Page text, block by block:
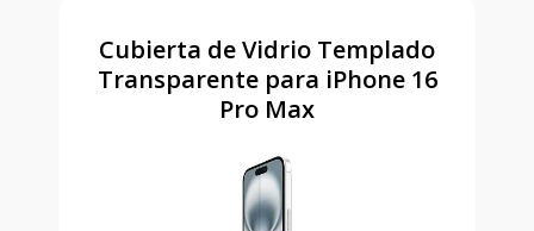
Cubierta de Vidrio Templado
Transparente para iPhone 16
Pro Max